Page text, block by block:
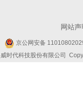
网站声
京公网安备
时代科技股份有限公司